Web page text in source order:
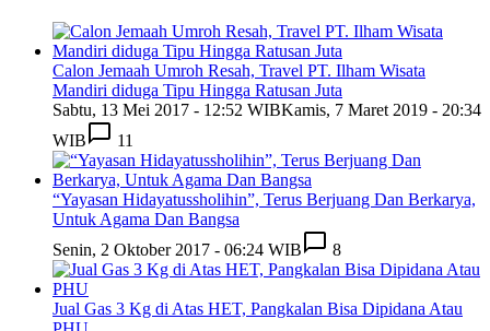
Calon Jemaah Umroh Resah, Travel PT. Ilham Wisata
Mandiri diduga Tipu Hingga Ratusan Juta
Sabtu, 13 Mei 2017 - 12:52 WIBKamis, 7 Maret 2019 - 20:34
WIB
11
“Yayasan Hidayatussholihin”, Terus Berjuang Dan Berkarya,
Untuk Agama Dan Bangsa
Senin, 2 Oktober 2017 - 06:24 WIB
8
Jual Gas 3 Kg di Atas HET, Pangkalan Bisa Dipidana Atau